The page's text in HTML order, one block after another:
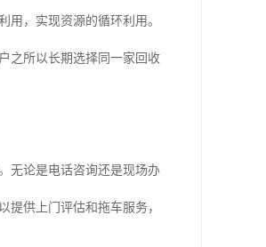
，实现资源的循环利用。
之所以长期选择同一家回收
无论是电话咨询还是现场办
供上门评估和拖车服务，